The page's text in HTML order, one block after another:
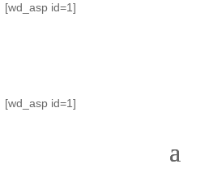
[wd_asp id=1]
[wd_asp id=1]